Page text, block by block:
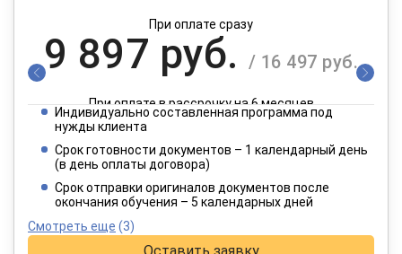
При оплате сразу
9 897 руб. / 16 497 руб.
При оплате в рассрочку на 6 месяцев
4 949 руб. / 8 249 руб.
При оплате в рассрочку на 12 месяцев
Индивидуально составленная программа под
нужды клиента
Срок готовности документов – 1 календарный день
(в день оплаты договора)
Срок отправки оригиналов документов после
окончания обучения – 5 календарных дней
Смотреть еще (3)